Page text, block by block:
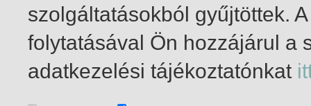
1-4 / insgesamt 4 Treffer
szolgáltatásokból gyűjtöttek.
folytatásával Ön hozzájárul a
adatkezelési tájékoztatónkat